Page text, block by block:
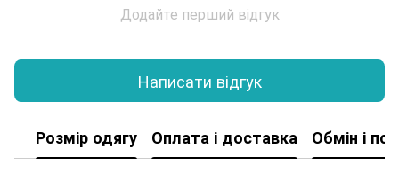
Додайте перший відгук
Написати відгук
Розмір одягу Оплата і доставка Обмін і